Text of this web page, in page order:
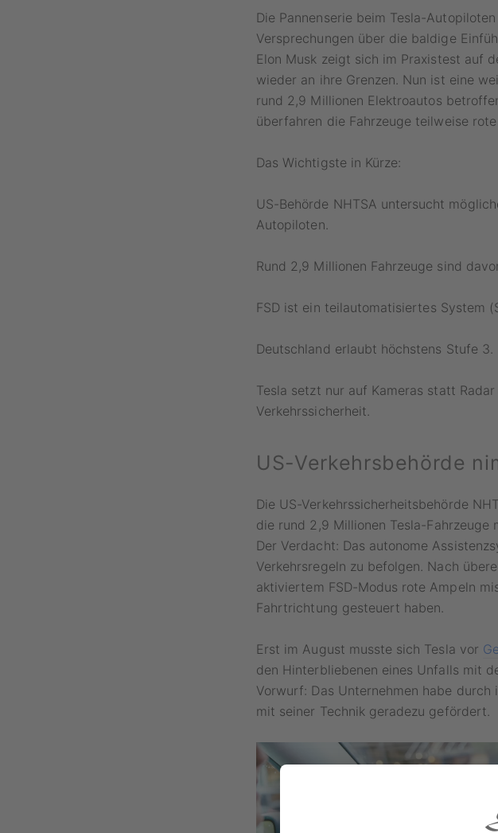
Die Pannenserie beim Tesla-
Versprechungen über die baldige
Elon Musk zeigt sich im Praxistest auf
wieder an ihre Grenzen. Nun ist eine
rund 2,9 Millionen Elektroautos
überfahren die Fahrzeuge teilweise
Das Wichtigste in Kürze:
US-Behörde NHTSA untersucht
Autopiloten.
Rund 2,9 Millionen Fahrzeuge sind
FSD ist ein teilautomatisiertes System
Deutschland erlaubt höchstens Stufe 3.
Tesla setzt nur auf Kameras statt
Verkehrssicherheit.
US-Verkehrsbehörde
Die US-Verkehrssicherheitsbehörde
die rund 2,9 Millionen Tesla-
Der Verdacht: Das autonome
Verkehrsregeln zu befolgen. Nach
aktiviertem FSD-Modus rote Ampeln
Fahrtrichtung gesteuert haben.
Erst im August musste sich Tesla vor
den Hinterbliebenen eines Unfalls mit
Vorwurf: Das Unternehmen habe
mit seiner Technik geradezu gefördert.